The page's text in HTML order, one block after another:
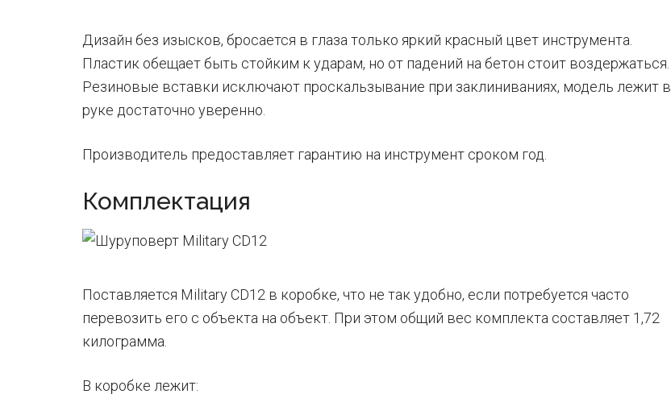
Дизайн без изысков, бросается в глаза только яркий красный цвет инструмента.
Пластик обещает быть стойким к ударам, но от падений на бетон стоит воздержаться.
Резиновые вставки исключают проскальзывание при заклиниваниях, модель лежит в
руке достаточно уверенно.
Производитель предоставляет гарантию на инструмент сроком год.
Комплектация
Поставляется Military CD12 в коробке, что не так удобно, если потребуется часто
перевозить его с объекта на объект. При этом общий вес комплекта составляет 1,72
килограмма.
В коробке лежит: